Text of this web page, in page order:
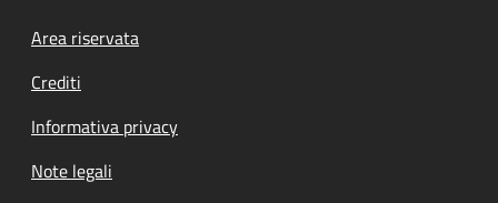
Footer menu
Area riservata
Crediti
Informativa privacy
Note legali